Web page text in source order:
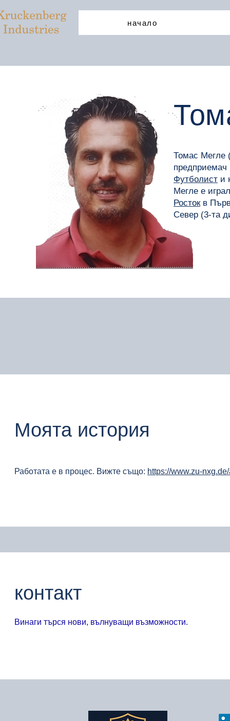
начало
Томас Мегле
Футболист и
Мегле е
Ростокв
Север (3-та
Моята история
Работата е в процес. Вижте също: https://www.zu-
контакт
Винаги търся нови, вълнуващи възможности.